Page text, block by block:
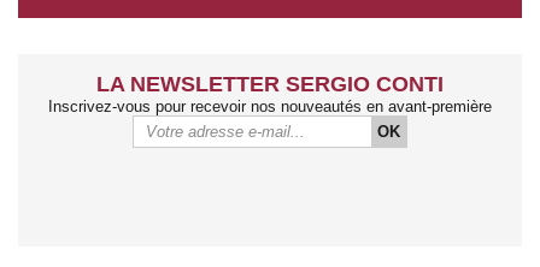
LA NEWSLETTER SERGIO CONTI
Inscrivez-vous pour recevoir nos nouveautés en avant-première
OK